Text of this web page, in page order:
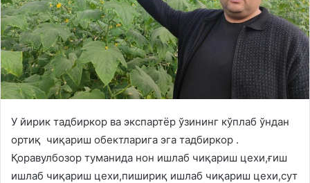
У йирик тадбиркор ва экспартёр ўзининг кўплаб ўндан
ортиқ чиқариш обектларига эга тадбиркор .
Қоравулбозор туманида нон ишлаб чиқариш цехи,ғиш
ишлаб чиқариш цехи,пишириқ ишлаб чиқариш цехи,сут